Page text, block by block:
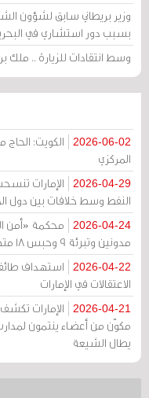
وزير بريطاني سابق لشؤون
بسبب دور استشاري في
وسط انتقادات للزيارة ..
2026-06-02
الكويت:
المركزي
2026-04-29
الإمارات
النفط وسط خلافات بين دول
2026-04-24
مدونين وتبرئة 9 وحبس 18 متهماً بالتعاطف مع إيران
2026-04-22
استهداف
الاعتقالات في الإمارات
2026-04-21
الإمارات
مكوّن من أعضاء ينتمون
يطال الشيعة